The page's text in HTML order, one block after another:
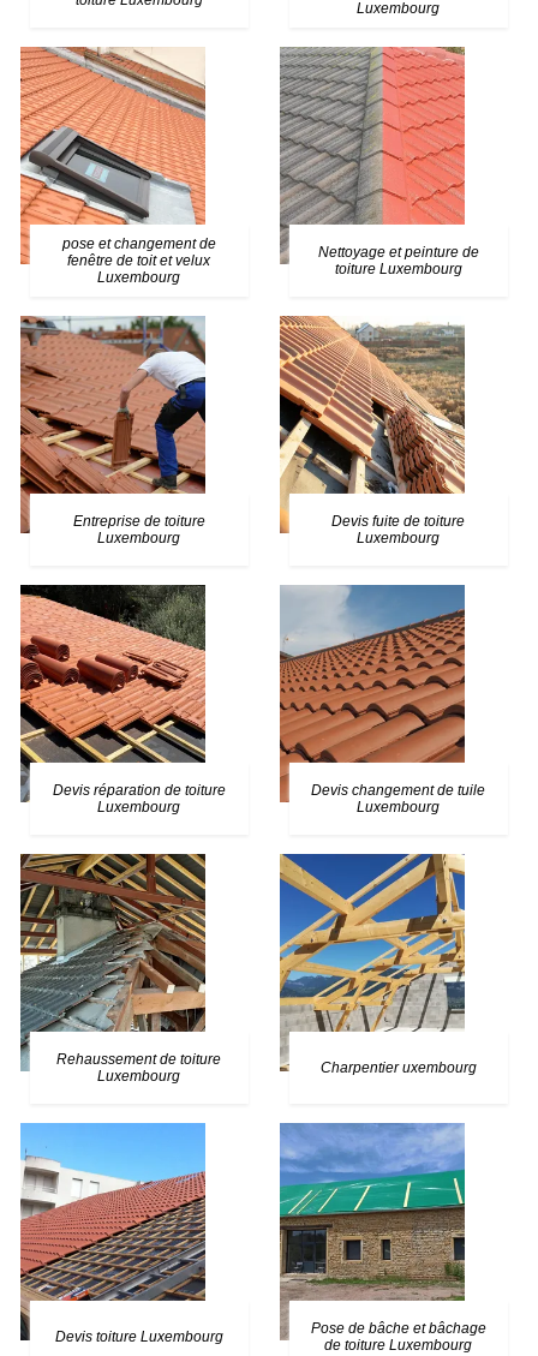
Luxembourg
pose et changement de
fenêtre de toit et velux
Luxembourg
Nettoyage et peinture de
toiture Luxembourg
Entreprise de toiture
Luxembourg
Devis fuite de toiture
Luxembourg
Devis réparation de toiture
Luxembourg
Devis changement de tuile
Luxembourg
Rehaussement de toiture
Luxembourg
Charpentier uxembourg
Devis toiture Luxembourg
Pose de bâche et bâchage
de toiture Luxembourg